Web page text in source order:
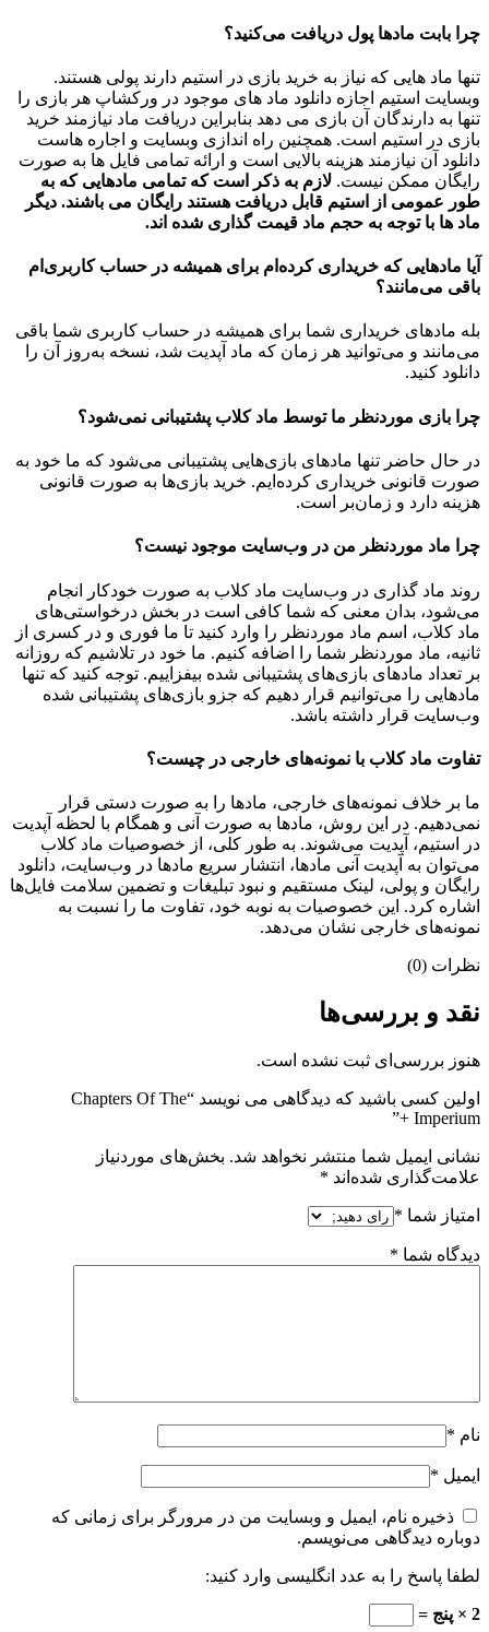
چرا بابت مادها پول دریافت می‌کنید؟
تنها ماد هایی که نیاز به خرید بازی در استیم دارند پولی هستند.
وبسایت استیم اجازه دانلود ماد های موجود در ورکشاپ هر بازی را
تنها به دارندگان آن بازی می دهد بنابراین دریافت ماد نیازمند خرید
بازی در استیم است. همچنین راه اندازی وبسایت و اجاره هاست
دانلود آن نیازمند هزینه بالایی است و ارائه تمامی فایل ها به صورت
رایگان ممکن نیست. لازم به ذکر است که تمامی مادهایی که به
طور عمومی از استیم قابل دریافت هستند رایگان می باشند. دیگر
ماد ها با توجه به حجم ماد قیمت گذاری شده اند.
آیا مادهایی که خریداری کرده‌ام برای همیشه در حساب‌ کاربری‌ام
باقی می‌مانند؟
بله مادهای خریداری شما برای همیشه در حساب کاربری شما باقی
می‌مانند و می‌توانید هر زمان که ماد آپدیت شد، نسخه به‌روز آن را
دانلود کنید.
چرا بازی موردنظر ما توسط ماد کلاب پشتیبانی نمی‌شود؟
در حال حاضر تنها مادهای بازی‌هایی پشتیبانی می‌شود که ما خود به
صورت قانونی خریداری کرده‌ایم. خرید بازی‌ها به صورت قانونی
هزینه دارد و زمان‌بر است.
چرا ماد موردنظر من در وب‌سایت موجود نیست؟
روند ماد گذاری در وب‌سایت ماد کلاب به صورت خودکار انجام
می‌شود، بدان معنی که شما کافی است در بخش درخواستی‌های
ماد کلاب، اسم ماد موردنظر را وارد کنید تا ما فوری و در کسری از
ثانیه، ماد موردنظر شما را اضافه کنیم. ما خود در تلاشیم که روزانه
بر تعداد مادهای بازی‌های پشتیبانی شده بیفزاییم. توجه کنید که تنها
مادهایی را می‌توانیم قرار دهیم که جزو بازی‌های پشتیبانی شده
وب‌سایت قرار داشته باشد.
تفاوت ماد کلاب با نمونه‌های خارجی در چیست؟
ما بر خلاف نمونه‌های خارجی، مادها را به صورت دستی قرار
نمی‌دهیم. در این روش، مادها به صورت آنی و همگام با لحظه آپدیت
در استیم، آپدیت می‌شوند. به طور کلی، از خصوصیات ماد کلاب
می‌‌توان به آپدیت آنی مادها، انتشار سریع مادها در وب‌سایت، دانلود
رایگان و پولی، لینک مستقیم و نبود تبلیغات و تضمین سلامت فایل‌ها
اشاره کرد. این خصوصیات به نوبه خود، تفاوت ما را نسبت به
نمونه‌های خارجی نشان می‌دهد.
نظرات (0)
نقد و بررسی‌ها
هنوز بررسی‌ای ثبت نشده است.
اولین کسی باشید که دیدگاهی می نویسد “Chapters Of The
Imperium +”
نشانی ایمیل شما منتشر نخواهد شد. بخش‌های موردنیاز
علامت‌گذاری شده‌اند *
امتیاز شما *
دیدگاه شما *
نام *
ایمیل *
ذخیره نام، ایمیل و وبسایت من در مرورگر برای زمانی که
دوباره دیدگاهی می‌نویسم.
لطفا پاسخ را به عدد انگلیسی وارد کنید:
2 × پنج =